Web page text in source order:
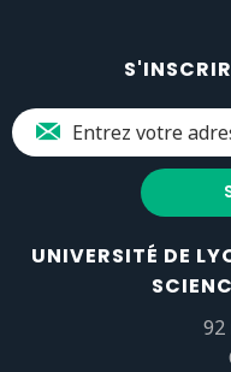
UNIVERSITÉ DE
92